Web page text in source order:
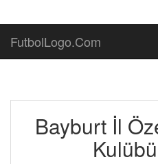
FutbolLogo.Com
Bayburt İl